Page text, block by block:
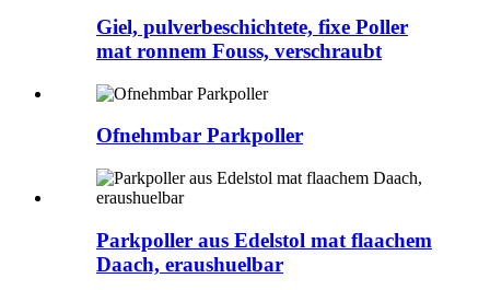
Giel, pulverbeschichtete, fixe Poller
mat ronnem Fouss, verschraubt
Ofnehmbar Parkpoller
Parkpoller aus Edelstol mat flaachem
Daach, eraushuelbar